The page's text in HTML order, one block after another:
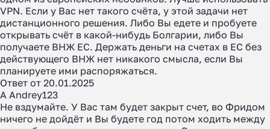
VPN. Если у Вас нет такого счёта, у этой задачи нет
дистанционного решения. Либо Вы едете и пробуете
открывать счёт в какой-нибудь Болгарии, либо Вы
получаете ВНЖ ЕС. Держать деньги на счетах в ЕС без
действующего ВНЖ нет никакого смысла, если Вы
планируете ими распоряжаться.
Ответ от 20.01.2025
A Andrey123
Не вздумайте. У Вас там будет закрыт счет, во Фридом
ничего не дойдёт и Вы будете год потом ходить между
Как перевести деньги
за 2 часа вместо 120